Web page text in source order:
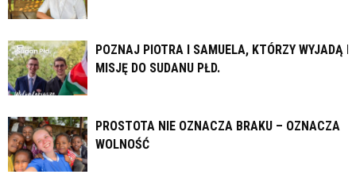
POZNAJ PIOTRA I SAMUELA, KTÓRZY WYJADĄ
MISJĘ DO SUDANU PŁD.
PROSTOTA NIE OZNACZA BRAKU – OZNACZA
WOLNOŚĆ